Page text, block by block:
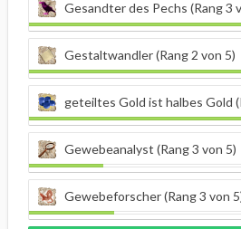
Gesandter des Pechs (Rang 3
Gestaltwandler (Rang 2 von 5)
geteiltes Gold ist halbes Gold
Gewebeanalyst (Rang 3 von 5)
Gewebeforscher (Rang 3 von